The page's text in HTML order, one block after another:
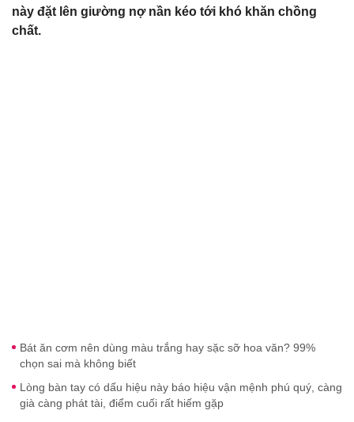
này đặt lên giường nợ nần kéo tới khó khăn chồng
chất.
Bát ăn cơm nên dùng màu trắng hay sặc sỡ hoa văn? 99%
chọn sai mà không biết
Lòng bàn tay có dấu hiệu này báo hiệu vận mệnh phú quý, càng
già càng phát tài, điểm cuối rất hiếm gặp